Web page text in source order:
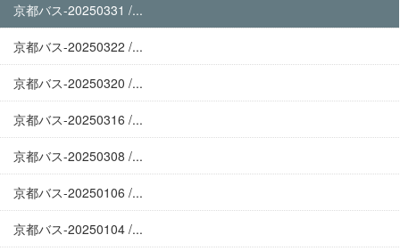
京都バス-20250331 /...
京都バス-20250322 /...
京都バス-20250320 /...
京都バス-20250316 /...
京都バス-20250308 /...
京都バス-20250106 /...
京都バス-20250104 /...